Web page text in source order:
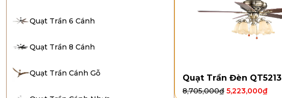
Quạt Trần 6 Cánh
Quạt Trần 8 Cánh
Quạt Trần Cánh Gỗ
Quạt Trần Đèn QT5213
8,705,000₫ 5,223,000₫